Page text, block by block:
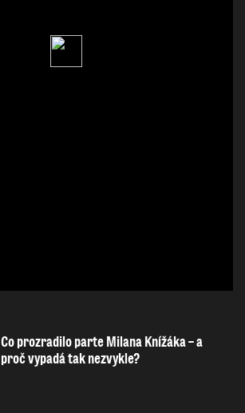
Co prozradilo parte Milana Knížáka – a
proč vypadá tak nezvykle?